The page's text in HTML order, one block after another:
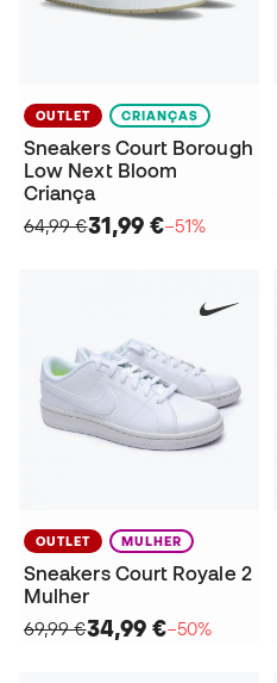
OUTLET CRIANÇAS
Sneakers Court Borough
Low Next Bloom
Criança
64,99 €31,99 €−51%
OUTLET MULHER
Sneakers Court Royale 2
Mulher
69,99 €34,99 €−50%